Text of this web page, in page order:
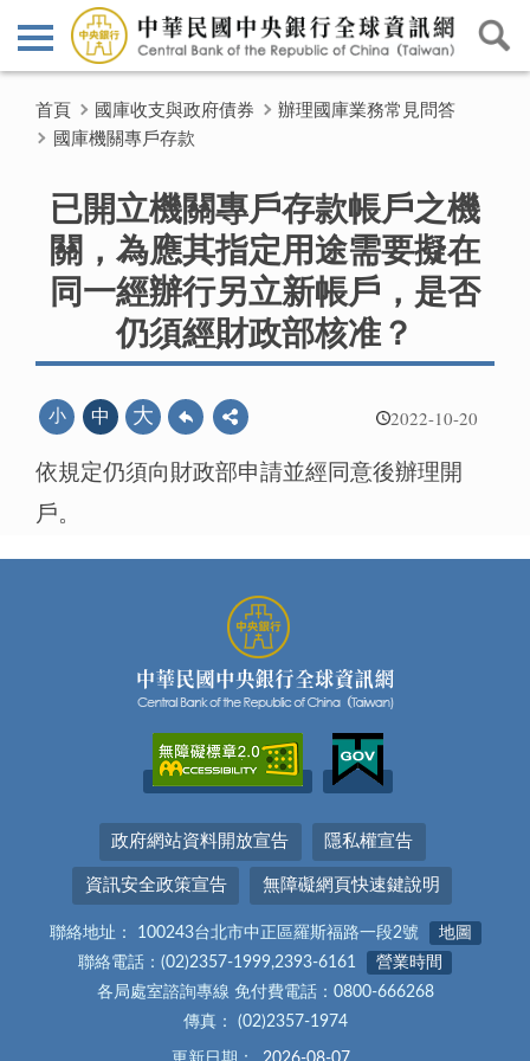
首頁 國庫收支與政府債券
辦理國庫業務常見問答
國庫機關專戶存款
已開立機關專戶存款帳戶之機
關，為應其指定用途需要擬在
同一經辦行另立新帳戶，是否
仍須經財政部核准？
2022-10-20
小 中 大
依規定仍須向財政部申請並經同意後辦理開
戶。
政府網站資料開放宣告 隱私權宣告
資訊安全政策宣告 無障礙網頁快速鍵說明
聯絡地址： 100243台北市中正區羅斯福路一段2號
地圖
聯絡電話：(02)2357-1999,2393-6161
營業時間
各局處室諮詢專線 免付費電話：0800-666268
傳真： (02)2357-1974